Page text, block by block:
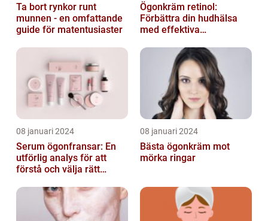
Ta bort rynkor runt
munnen - en omfattande
guide för matentusiaster
Ögonkräm retinol:
Förbättra din hudhälsa
med effektiva
08 januari 2024
Serum ögonfransar: En
utförlig analys för att
förstå och välja rätt
08 januari 2024
Bästa ögonkräm mot
mörka ringar